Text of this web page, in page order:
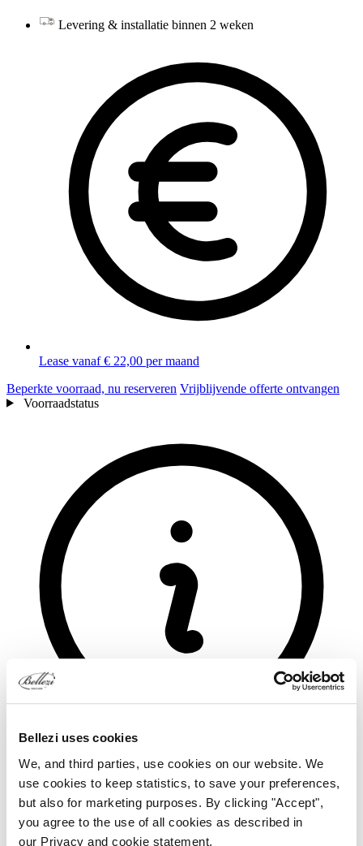
Bellezi uses cookies
We, and third parties, use cookies on our website. We
use cookies to keep statistics, to save your preferences,
but also for marketing purposes. By clicking "Accept",
you agree to the use of all cookies as described in
our Privacy and cookie statement.
Levering & installatie binnen 2 weken
Lease vanaf € 22,00 per maand
Beperkte voorraad, nu reserveren Vrijblijvende offerte ontvangen
Voorraadstatus